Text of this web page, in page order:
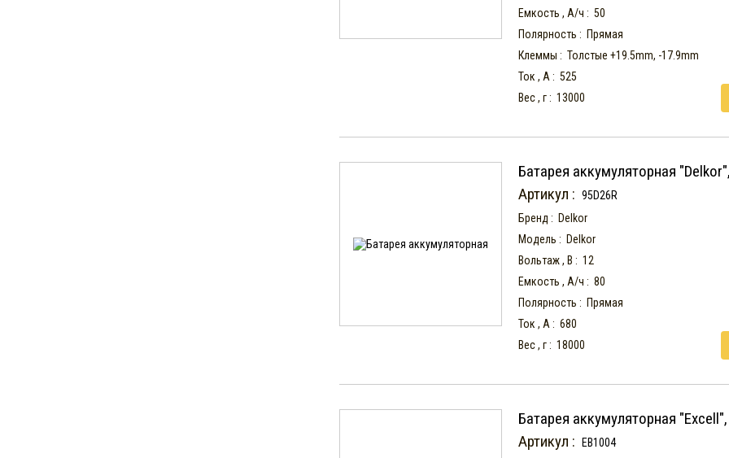
Емкость , А/ч : 50
Полярность : Прямая
Клеммы : Толстые +19.5mm, -17.9mm
Ток , А : 525
Вес , г : 13000
Батарея аккумуляторная
Артикул : 95D26R
Бренд : Delkor
Модель : Delkor
Вольтаж , В : 12
Емкость , А/ч : 80
Полярность : Прямая
Ток , А : 680
Вес , г : 18000
Батарея аккумуляторная
Артикул :
EB1004